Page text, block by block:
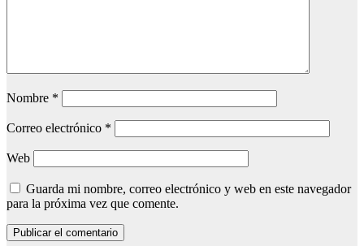
Nombre *
Correo electrónico *
Web
Guarda mi nombre, correo electrónico y web en este navegador
para la próxima vez que comente.